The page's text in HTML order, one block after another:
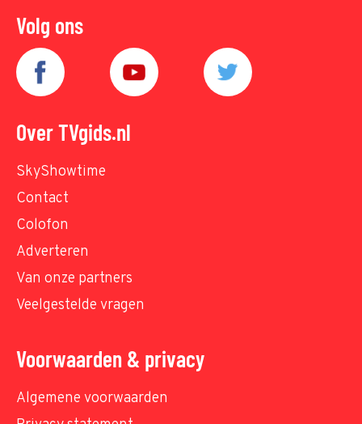
Volg ons
Over TVgids.nl
SkyShowtime
Contact
Colofon
Adverteren
Van onze partners
Veelgestelde vragen
Voorwaarden & privacy
Algemene voorwaarden